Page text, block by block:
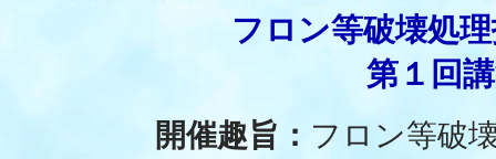
フロン等破壊処
第１回
開催趣旨： フロン等破